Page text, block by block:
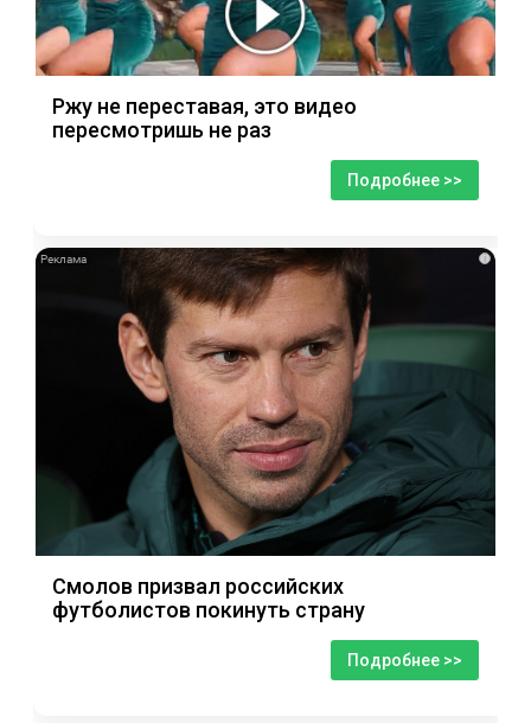
Ржу не переставая, это видео
пересмотришь не раз
Подробнее >>
i
Смолов призвал российских
футболистов покинуть страну
Подробнее >>